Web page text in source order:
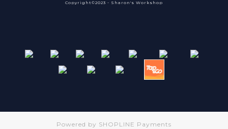
Copyright©2023 - Sharon's Workshop
Powered by SHOPLINE Payments